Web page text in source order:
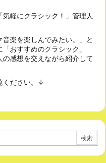
軽にクラシック！」管理人
楽を楽しんでみたい。」と
おすすめのクラシック」
の感想を交えながら紹介して
ください。↓